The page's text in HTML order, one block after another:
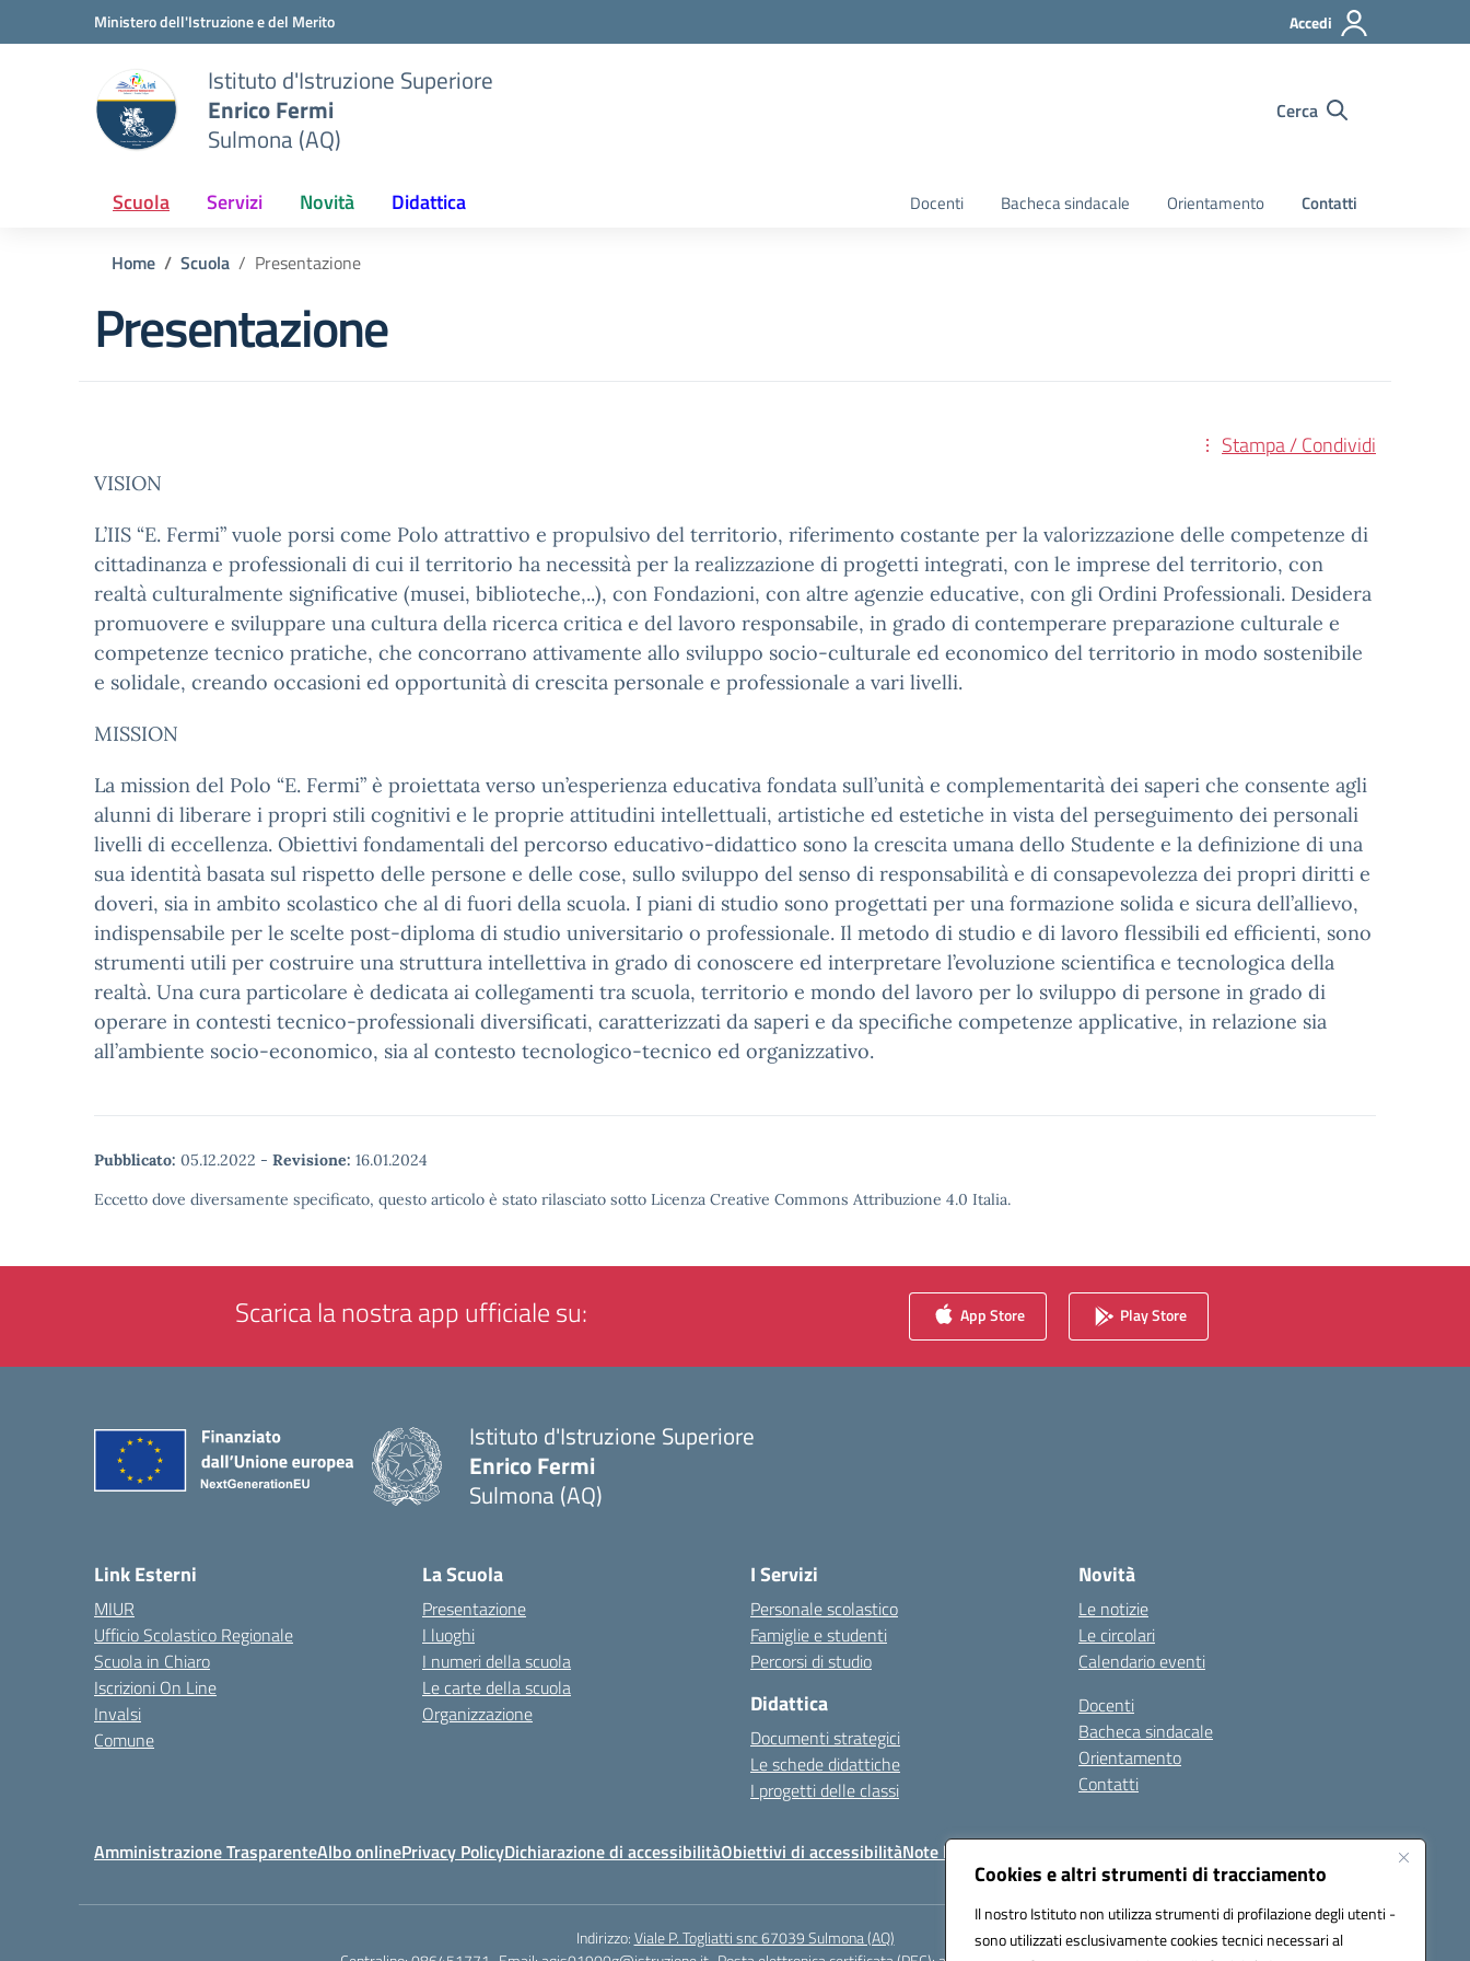
Cookies e altri strumenti di tracciamento
Il nostro Istituto non utilizza strumenti di profilazione degli utenti -
sono utilizzati esclusivamente cookies tecnici necessari al
Vai ai contenuti
Vai al menu di navigazioneMinistero dell'Istruzione e del Merito Accedi
Istituto d'Istruzione Superiore
Enrico Fermi
Sulmona (AQ)
Cerca
Scuola Servizi Novità Didattica Docenti Bacheca sindacale Orientamento Contatti
Home Scuola Presentazione
Presentazione
Stampa / Condividi
VISION
L’IIS “E. Fermi” vuole porsi come Polo attrattivo e propulsivo del territorio, riferimento costante per la valorizzazione delle competenze di
cittadinanza e professionali di cui il territorio ha necessità per la realizzazione di progetti integrati, con le imprese del territorio, con
realtà culturalmente significative (musei, biblioteche,..), con Fondazioni, con altre agenzie educative, con gli Ordini Professionali. Desidera
promuovere e sviluppare una cultura della ricerca critica e del lavoro responsabile, in grado di contemperare preparazione culturale e
competenze tecnico pratiche, che concorrano attivamente allo sviluppo socio-culturale ed economico del territorio in modo sostenibile
e solidale, creando occasioni ed opportunità di crescita personale e professionale a vari livelli.
MISSION
La mission del Polo “E. Fermi” è proiettata verso un’esperienza educativa fondata sull’unità e complementarità dei saperi che consente agli
alunni di liberare i propri stili cognitivi e le proprie attitudini intellettuali, artistiche ed estetiche in vista del perseguimento dei personali
livelli di eccellenza. Obiettivi fondamentali del percorso educativo-didattico sono la crescita umana dello Studente e la definizione di una
sua identità basata sul rispetto delle persone e delle cose, sullo sviluppo del senso di responsabilità e di consapevolezza dei propri diritti e
doveri, sia in ambito scolastico che al di fuori della scuola. I piani di studio sono progettati per una formazione solida e sicura dell’allievo,
indispensabile per le scelte post-diploma di studio universitario o professionale. Il metodo di studio e di lavoro flessibili ed efficienti, sono
strumenti utili per costruire una struttura intellettiva in grado di conoscere ed interpretare l’evoluzione scientifica e tecnologica della
realtà. Una cura particolare è dedicata ai collegamenti tra scuola, territorio e mondo del lavoro per lo sviluppo di persone in grado di
operare in contesti tecnico-professionali diversificati, caratterizzati da saperi e da specifiche competenze applicative, in relazione sia
all’ambiente socio-economico, sia al contesto tecnologico-tecnico ed organizzativo.
Pubblicato: 05.12.2022 - Revisione: 16.01.2024
Eccetto dove diversamente specificato, questo articolo è stato rilasciato sotto Licenza Creative Commons Attribuzione 4.0 Italia.
Scarica la nostra app ufficiale su: App Store Play Store
Istituto d'Istruzione Superiore
Enrico Fermi
Sulmona (AQ)
Link Esterni
MIUR
Ufficio Scolastico Regionale
Scuola in Chiaro
Iscrizioni On Line
Invalsi
Comune
La Scuola
Presentazione
I luoghi
I numeri della scuola
Le carte della scuola
Organizzazione
I Servizi
Personale scolastico
Famiglie e studenti
Percorsi di studio
Didattica
Documenti strategici
Le schede didattiche
I progetti delle classi
Novità
Le notizie
Le circolari
Calendario eventi
Docenti
Bacheca sindacale
Orientamento
Contatti
Amministrazione TrasparenteAlbo onlinePrivacy PolicyDichiarazione di accessibilitàObiettivi di accessibilitàNote legali
Indirizzo:Viale P. Togliatti snc 67039 Sulmona (AQ)